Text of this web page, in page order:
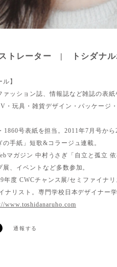
トレーター | トシダナル
ル】
ァッション誌、情報誌など雑誌の表
・玩具・雑貨デザイン・パッケージ
1860号表紙を担当。2011年7月号か
の手紙」短歌&コラージュ連載。
マガジン 中村うさぎ「自立と孤立
展、イベントなど多数参加。
年度 CWCチャンス展/セミファイナ
ナリスト。専門学校日本デザイナー学
www.toshidanaruho.com
通報する